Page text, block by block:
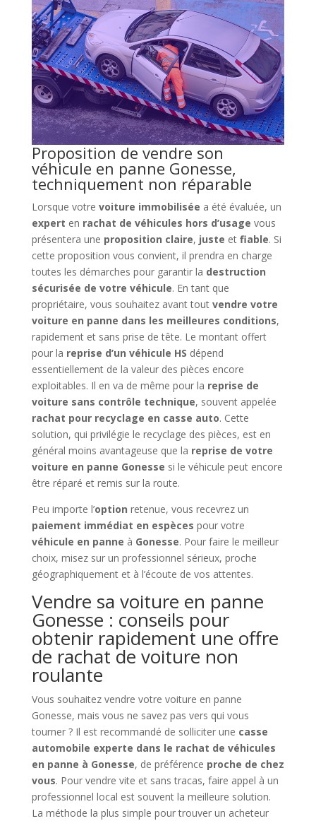
Proposition de vendre son
véhicule en panne Gonesse,
techniquement non réparable
Lorsque votre voiture immobilisée a été évaluée, un
expert en rachat de véhicules hors d’usage vous
présentera une proposition claire, juste et fiable. Si
cette proposition vous convient, il prendra en charge
toutes les démarches pour garantir la destruction
sécurisée de votre véhicule. En tant que
propriétaire, vous souhaitez avant tout vendre votre
voiture en panne dans les meilleures conditions,
rapidement et sans prise de tête. Le montant offert
pour la reprise d’un véhicule HS dépend
essentiellement de la valeur des pièces encore
exploitables. Il en va de même pour la reprise de
voiture sans contrôle technique, souvent appelée
rachat pour recyclage en casse auto. Cette
solution, qui privilégie le recyclage des pièces, est en
général moins avantageuse que la reprise de votre
voiture en panne Gonesse si le véhicule peut encore
être réparé et remis sur la route.
Peu importe l’option retenue, vous recevrez un
paiement immédiat en espèces pour votre
véhicule en panne à Gonesse. Pour faire le meilleur
choix, misez sur un professionnel sérieux, proche
géographiquement et à l’écoute de vos attentes.
Vendre sa voiture en panne
Gonesse : conseils pour
obtenir rapidement une offre
de rachat de voiture non
roulante
Vous souhaitez vendre votre voiture en panne
Gonesse, mais vous ne savez pas vers qui vous
tourner ? Il est recommandé de solliciter une casse
automobile experte dans le rachat de véhicules
en panne à Gonesse, de préférence proche de chez
vous. Pour vendre vite et sans tracas, faire appel à un
professionnel local est souvent la meilleure solution.
La méthode la plus simple pour trouver un acheteur